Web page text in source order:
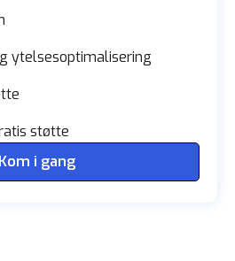
ytelsesoptimalisering
støtte
Kom i gang